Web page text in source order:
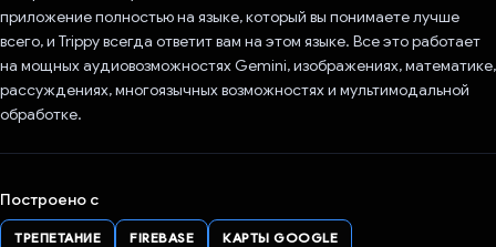
приложение полностью на языке, который вы понимаете лучше
всего, и Trippy всегда ответит вам на этом языке. Все это работает
на мощных аудиовозможностях Gemini, изображениях, математике,
рассуждениях, многоязычных возможностях и мультимодальной
обработке.
Построено с
ТРЕПЕТАНИЕ FIREBASE КАРТЫ GOOGLE